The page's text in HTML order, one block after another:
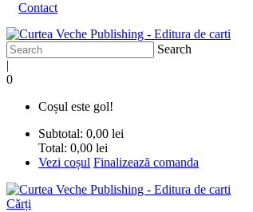
Contact
Search
|
0
Coșul este gol!
Subtotal: 0,00 lei
Total: 0,00 lei
Vezi coșul Finalizează comanda
Cărți